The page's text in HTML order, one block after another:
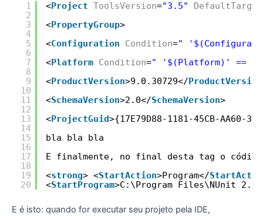
1
2
3
4
5
6
7
8
9
10
11
12
13
14
15
16
17
18
19
20
<Project ToolsVersion="3.5"
<PropertyGroup>
<Configuration Condition="
<Platform Condition=" '$(Platform)' ==
<ProductVersion>9.0.30729</ProductVersion
<SchemaVersion>2.0</SchemaVersion>
<ProjectGuid>{17E79D88-1181-45CB-AA60-
bla bla bla
E finalmente, no final desta tag o
<strong> <StartAction>Program</
<StartProgram>C:\Program Files\NUnit
E é isto: quando for executar seu projeto pela IDE,